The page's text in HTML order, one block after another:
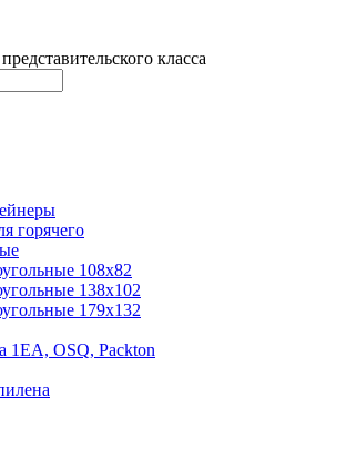
класса
горячего
108х82
138х102
179х132
1ЕА, OSQ, Packton